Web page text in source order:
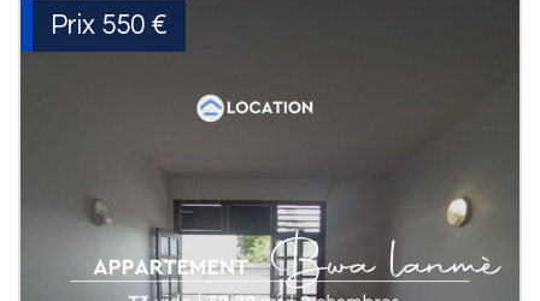
Prix 550 €